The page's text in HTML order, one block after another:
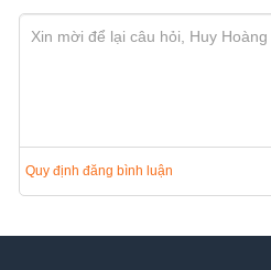
Quy định đăng bình luận